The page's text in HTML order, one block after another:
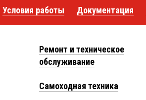
Условия работы Документация
Ремонт и техническое
обслуживание
Самоходная техника